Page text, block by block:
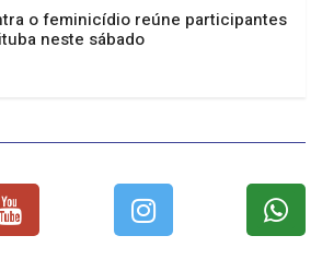
o feminicídio reúne participantes
neste sábado